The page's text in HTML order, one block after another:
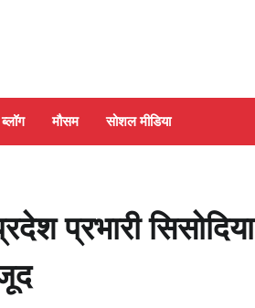
ब्लॉग मौसम सोशल मीडिया
प्रभारी सिसोदिया